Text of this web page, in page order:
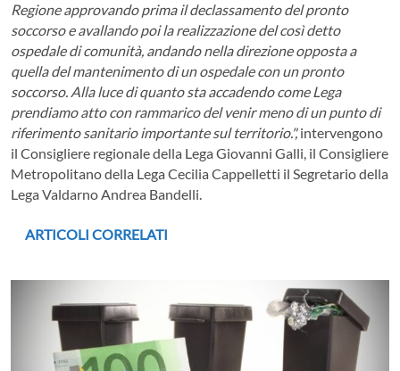
Regione approvando prima il declassamento del pronto
soccorso e avallando poi la realizzazione del così detto
ospedale di comunità, andando nella direzione opposta a
quella del mantenimento di un ospedale con un pronto
soccorso. Alla luce di quanto sta accadendo come Lega
prendiamo atto con rammarico del venir meno di un punto di
riferimento sanitario importante sul territorio.",intervengono
il Consigliere regionale della Lega Giovanni Galli, il Consigliere
Metropolitano della Lega Cecilia Cappelletti il Segretario della
Lega Valdarno Andrea Bandelli.
ARTICOLI CORRELATI